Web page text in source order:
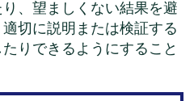
、望ましくない結果を避
切に説明または検証する
りできるようにすること